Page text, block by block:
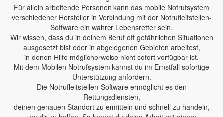
Für allein arbeitende Personen kann das mobile Notrufsystem
verschiedener Hersteller in Verbindung mit der Notrufleitstellen-
Software ein wahrer Lebensretter sein.
Wir wissen, dass du in deinem Beruf oft gefährlichen Situationen
ausgesetzt bist oder in abgelegenen Gebieten arbeitest,
in denen Hilfe möglicherweise nicht sofort verfügbar ist.
Mit dem Mobilen Notrufsystem kannst du im Ernstfall sofortige
Unterstützung anfordern.
Die Notrufleitstellen-Software ermöglicht es den
Rettungsdiensten,
deinen genauen Standort zu ermitteln und schnell zu handeln,